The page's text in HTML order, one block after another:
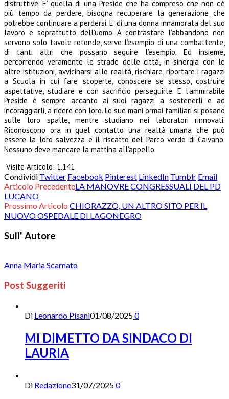
distruttive. E’ quella di una Preside che ha compreso che non c’è
più tempo da perdere, bisogna recuperare la generazione che
potrebbe continuare a perdersi. E’ di una donna innamorata del suo
lavoro e soprattutto dell’uomo. A contrastare l’abbandono non
servono solo tavole rotonde, serve l’esempio di una combattente,
di tanti altri che possano seguire l’esempio. Ed insieme,
percorrendo veramente le strade delle città, in sinergia con le
altre istituzioni, avvicinarsi alle realtà, rischiare, riportare i ragazzi
a Scuola in cui fare scoperte, conoscere se stesso, costruire
aspettative, studiare e con sacrificio perseguirle. E l’ammirabile
Preside è sempre accanto ai suoi ragazzi a sostenerli e ad
incoraggiarli, a ridere con loro. Le sue mani ormai familiari si posano
sulle loro spalle, mentre studiano nei laboratori rinnovati.
Riconoscono ora in quel contatto una realtà umana che può
essere la loro salvezza e il riscatto del Parco verde di Caivano.
Nessuno deve mancare la mattina all’appello.
Visite Articolo: 1.141
Condividi Twitter Facebook Pinterest LinkedIn Tumblr Email
Articolo PrecedenteLA MANOVRE CONGRESSUALI DEL PD
LUCANO
Prossimo Articolo CHIORAZZO, UN ALTRO SITO PER IL
NUOVO OSPEDALE DI LAGONEGRO
Sull' Autore
Anna Maria Scarnato
Post Suggeriti
Di Leonardo Pisani01/08/20250
MI DIMETTO DA SINDACO DI
LAURIA
Di Redazione31/07/20250